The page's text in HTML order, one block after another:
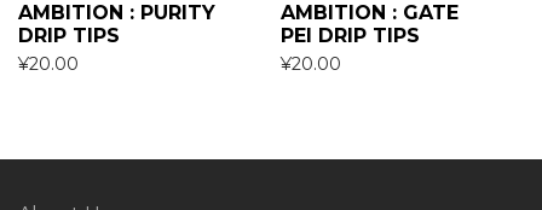
AMBITION : PURITY
DRIP TIPS
¥20.00
AMBITION : GATE
PEI DRIP TIPS
¥20.00